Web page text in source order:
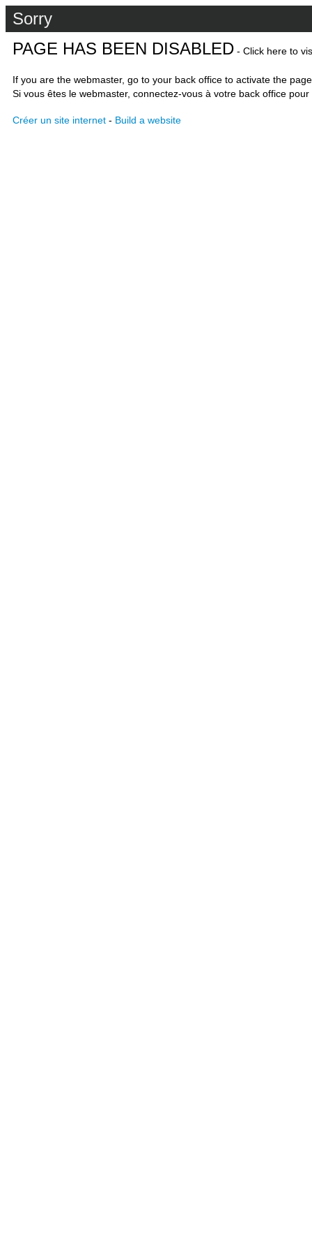
Sorry
PAGE HAS BEEN DISABLED - Click here to
If you are the webmaster, go to your back office to activate the
Si vous êtes le webmaster, connectez-vous à votre back office
Créer un site internet - Build a website